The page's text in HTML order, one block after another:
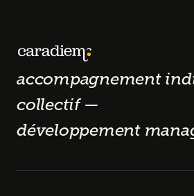
accompagnement
collectif —
développement